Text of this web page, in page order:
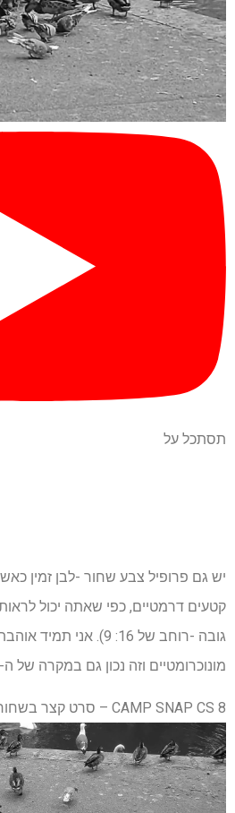
תסתכל על
יש גם פרופיל צבע שחור -לבן זמין
קטעים דרמטיים, כפי שאתה יכול
גובה -רוחב של 16: 9).
מונוכרומטיים וזה נכון גם במקרה של ה- CS-8.
CAMP SNAP CS 8 – סרט קצר בשחור לבן – YouTube